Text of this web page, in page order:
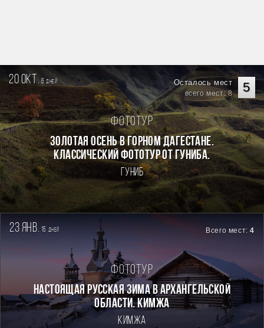
20 окт.6дней 5
Осталось мест
всего мест: 8
Фототур
Золотая осень в горном Дагестане.
Классический фототур от Гуниба.
Гуниб
23 янв. 15 дней Всего мест:4
Фототур
Настоящая Русская зима в Архангельской
области. Кимжа
Кимжа